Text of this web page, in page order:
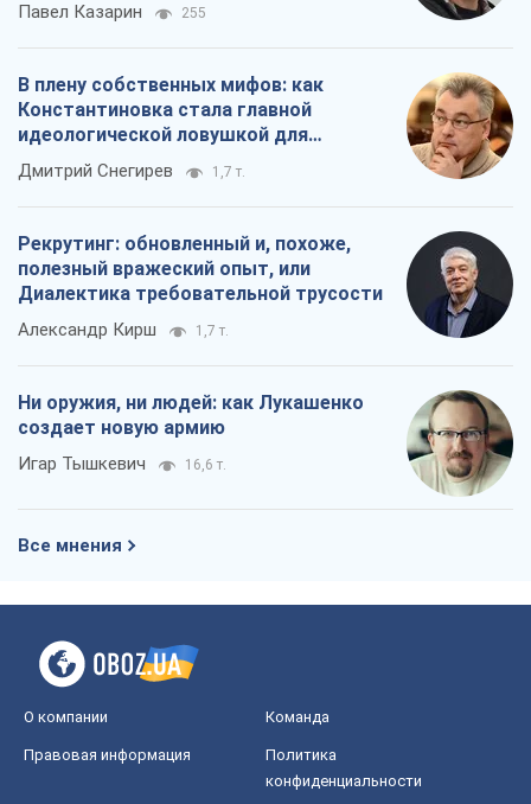
Павел Казарин 255
В плену собственных мифов: как
Константиновка стала главной
идеологической ловушкой для
российских оккупантов
Дмитрий Снегирев 1,7 т.
Рекрутинг: обновленный и, похоже,
полезный вражеский опыт, или
Диалектика требовательной трусости
Александр Кирш 1,7 т.
Ни оружия, ни людей: как Лукашенко
создает новую армию
Игар Тышкевич 16,6 т.
Все мнения
О компании Команда
Правовая информация
Политика
конфиденциальности